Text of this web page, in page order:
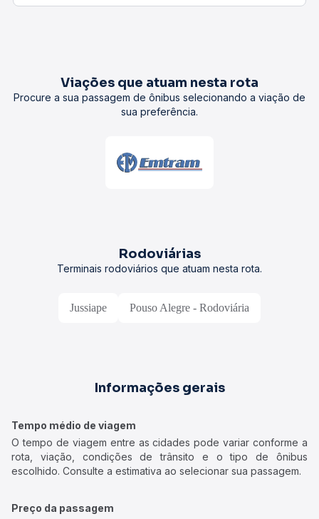
Viações que atuam nesta rota
Procure a sua passagem de ônibus selecionando a viação de
sua preferência.
Rodoviárias
Terminais rodoviários que atuam nesta rota.
Jussiape Pouso Alegre - Rodoviária
Informações gerais
Tempo médio de viagem
O tempo de viagem entre as cidades pode variar conforme a
rota, viação, condições de trânsito e o tipo de ônibus
escolhido. Consulte a estimativa ao selecionar sua passagem.
Preço da passagem